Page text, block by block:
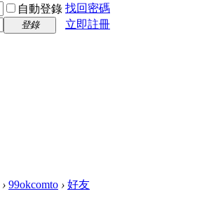
自動登錄 找回密碼
登錄 立即註冊
› 99okcomto › 好友